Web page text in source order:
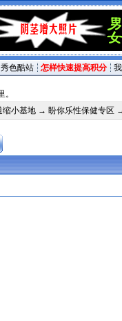
秀色酷站 怎样快速提高积分
缩小基地→ 盼你乐性保健专区